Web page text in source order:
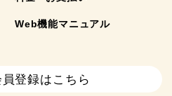
Web機能マニュアル
登録はこちら